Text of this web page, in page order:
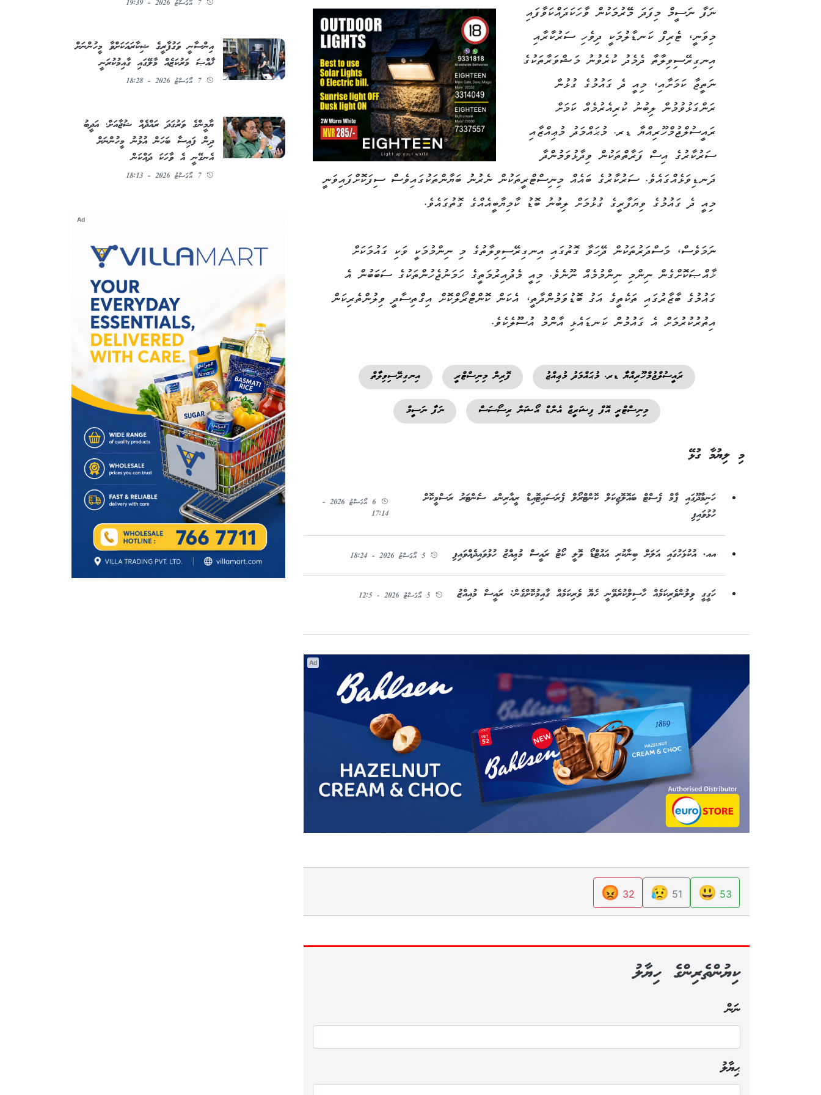
ނަފާ ނަސީމް މިފަދަ މޭރުމަކުން ވާހަކަދައްކަވާފައި
މިވަނީ، ޓެރިފް ކަނޑާލުމަކީ ދިވެހި ސަރުކާރާއި
އިނގިރޭސިވިލާތާ ދެމެދު ކުރެވުނު މަޝްވަރާތަކުގެ
ނަތީޖާ ކަމަށާއި، މިއީ ދެ ގައުމުގެ ގުޅުން
ރަންގަޅުވުމުން ލިބުނު ކުރިއެރުމެއް ކަމަށް
ރައީސުލްޖުމްހޫރިއްޔާ ޑރ. މުޙައްމަދު މުޢިއްޒާއި
ސަރުކާރުގެ އިސް ފަރާތްތަކުން ވިދާޅުވަމުންދާ
ދަނޑިވަޅެއްގައެވެ. ސަރުކާރުގެ ބައެއް މިނިސްޓްރީތަކުން ނެރުނު ބަޔާންތަކުގައިވެސް ސިފަކޮށްފައިވަނީ
މިއީ ދެ ގައުމުގެ ވިޔަފާރީގެ ގުޅުމަށް ލިބުނު ބޮޑު ކާމިޔާބީއެއްގެ ގޮތުގައެވެ.
ނަމަވެސް، މަސްދަރުތަކުން ދޭހަވާ ގޮތުގައި އިނގިރޭސިވިލާތުގެ މި ނިންމުމަކީ ވަކި ގައުމަކަށް
ޚާއްޞަކޮށްގެން ނިންމި ނިންމުމެއް ނޫނެވެ. މިއީ މެދުއިރުމަތީގެ ހަމަނުޖެހުންތަކުގެ ސަބަބުން އެ
ގައުމުގެ ބާޒާރުގައި ތަކެތީގެ އަގު ބޮޑުވަމުންދާތީ، އެކަން ކޮންޓްރޯލްކޮށް އިގްތިސާދީ ވިލުންތެރިކަން
އިތުރުކުރުމަށް އެ ގައުމުން ކަނޑައެޅި އާންމު އުސޫލެކެވެ.
ރައީސުލްޖުމްހޫރިއްޔާ ޑރ. މުޙައްމަދު މުޢިއްޒު ފޮރިން މިނިސްޓްރީ އިނގިރޭސިވިލާތް
މިނިސްޓްރީ އޮފް ފިޝަރީޒް އެންޑް އޯޝަން ރިސޯސަސް ނަފާ ނަސީމް
މި ލިޔުމާ ގުޅޭ
ހަނިމާދޫގައި ޕާމް ޕެސްޓް ބައޮލޮޖިކަލް ކޮންޓްރޯލް ޕެރަސައިޓޮއިޑް ރީއާރިންގ ސެންޓަރު ރަސްމީކޮށް
ހުޅުވައިފި
6 އޯގަސްޓު 2026 -
17:14
އއ. އުކުޅަހުގައި އަލަށް ބިނާކުރި އައުޓްޑޯ ވޮލީ ކޯޓު ރައީސް މުޢިއްޒު ހުޅުވައިދެއްވައިފި 5 އޯގަސްޓު 2026 - 18:24
ހަގީގީ ވިލުންވެރިކަމެއް ހާސިލްކުރެވޭނީ ހެޔޮ ވެރިކަމެއް ގާއިމުކޮށްގެން: ރައީސް މުއިއްޒު 5 އޯގަސްޓު 2026 - 12:5
Ad
53
😃
51
😥
32
😡
ކިޔުންތެރިންގެ ހިޔާލު
ނަން
ޙިޔާލު
7 އޯގަސްޓު 2026 - 19:39
އިންސާނީ ވަގުފާރީގެ ޝިކާރައަކަށްވާ މީހުންނަށް
ޚާއްޞަ މަރުކަޒެއް މާލޭގައި ގާއިމުކުރަނީ
7 އޯގަސްޓު 2026 - 18:28
ޔާމީންގެ ވަރުގަދަ ރައްދެއް ޝުޖާއަށް؛ އަދީބު
ދިން ފައިސާ ބަހަން އުޅުނު މީހުންނަށް
އެނގޭނީ އެ ވާހަކަ ދައްކަން
7 އޯގަސްޓު 2026 - 18:13
Ad